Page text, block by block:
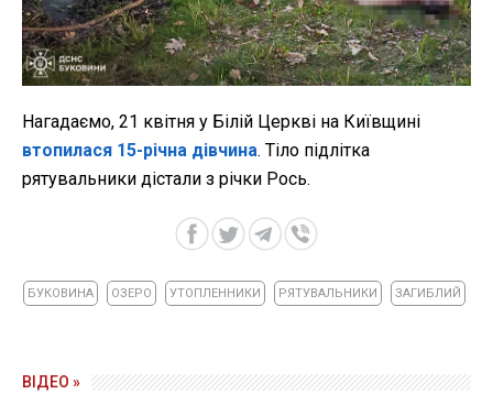
Нагадаємо, 21 квітня у Білій Церкві на Київщині
втопилася 15-річна дівчина. Тіло підлітка
рятувальники дістали з річки Рось.
БУКОВИНА ОЗЕРО УТОПЛЕННИКИ РЯТУВАЛЬНИКИ ЗАГИБЛИЙ
ВІДЕО »